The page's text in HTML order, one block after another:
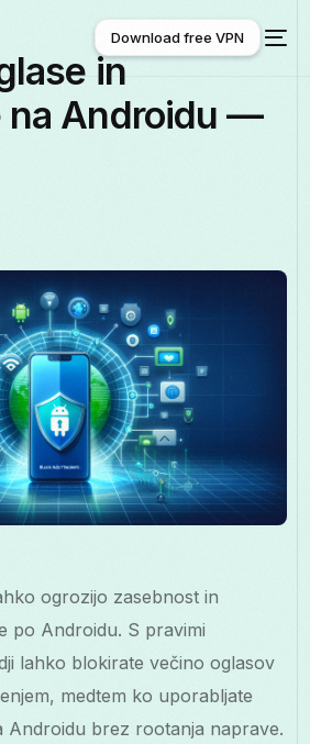
free VPN
Download free VPN
in
na Androidu —
ogrozijo zasebnost in
po Androidu. S pravimi
lahko blokirate večino oglasov
medtem ko uporabljate
Androidu brez rootanja naprave.